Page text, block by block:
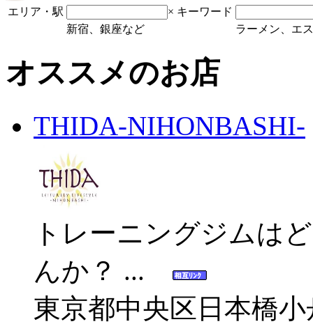
エリア・駅 × キーワード
新宿、銀座など
ラーメン、エ
オススメのお店
THIDA-NIHONBASHI-
トレーニングジムは
んか？ ...
東京都中央区日本橋